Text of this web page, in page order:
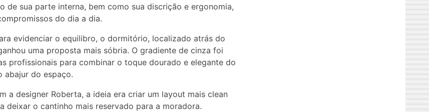
de sua parte interna, bem como sua discrição e ergonomia,
do dia a dia.
evidenciar o equilibro, o dormitório, localizado atrás do
uma proposta mais sóbria. O gradiente de cinza foi
profissionais para combinar o toque dourado e elegante do
abajur do espaço.
a designer Roberta, a ideia era criar um layout mais clean
deixar o cantinho mais reservado para a moradora.